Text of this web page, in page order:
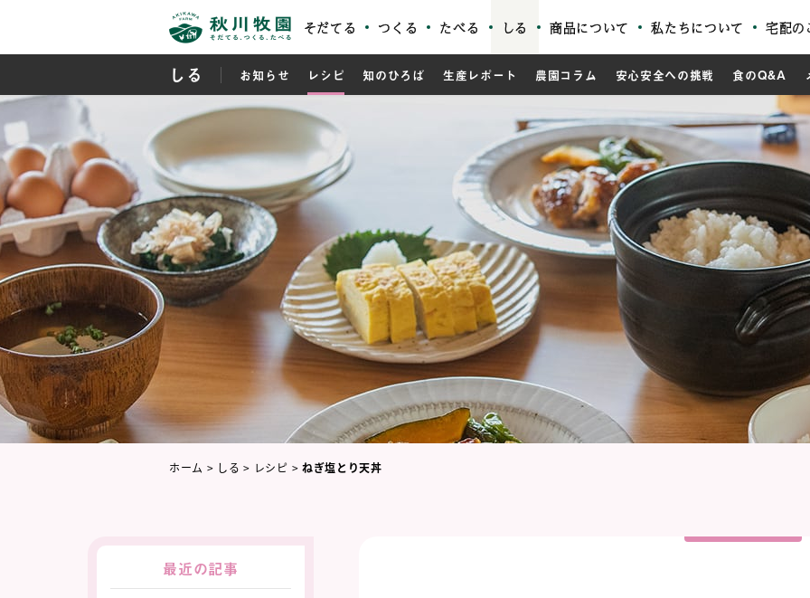
そだてる つくる たべる しる 商品について 私たちについて 宅配の
しる お知らせ レシピ 知のひろば 生産レポート 農園コラム 安心安全への挑戦 食のQ&A
ホーム > しる > レシピ > ねぎ塩とり天丼
最近の記事